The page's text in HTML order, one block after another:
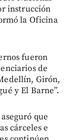
instrucción
la Oficina
fueron
de
Girón,
y El Barne”.
aseguró que
cárceles e